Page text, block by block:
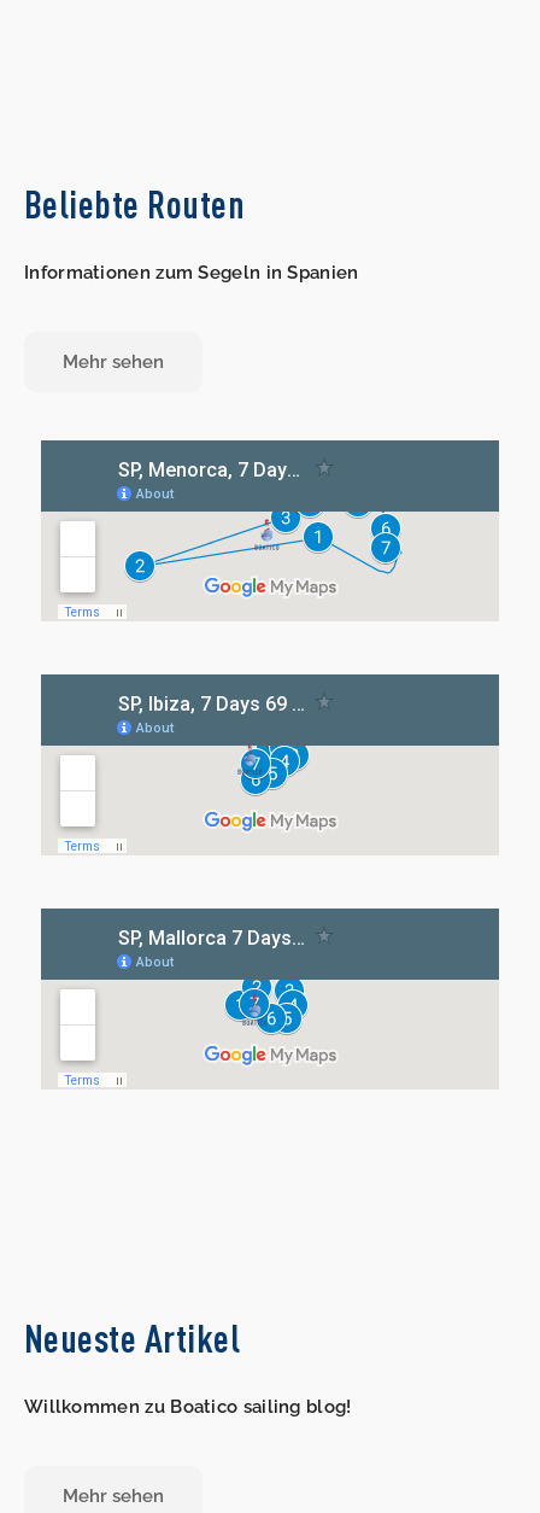
Beliebte Routen
Informationen zum Segeln in Spanien
Mehr sehen
Neueste Artikel
Willkommen zu Boatico sailing blog!
Mehr sehen